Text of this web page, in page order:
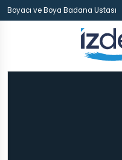
Boyacı ve Boya Badana Ustası